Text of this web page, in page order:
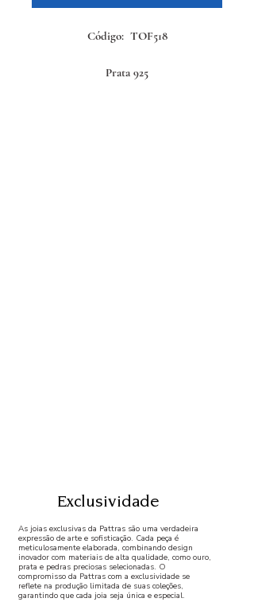
Código: TOF518
Prata 925
Exclusividade
As joias exclusivas da Pattras são uma verdadeira
expressão de arte e sofisticação. Cada peça é
meticulosamente elaborada, combinando design
inovador com materiais de alta qualidade, como ouro,
prata e pedras preciosas selecionadas. O
compromisso da Pattras com a exclusividade se
reflete na produção limitada de suas coleções,
garantindo que cada joia seja única e especial.